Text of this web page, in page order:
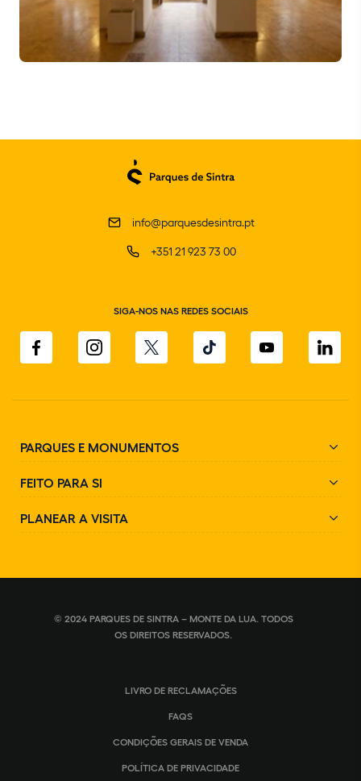
info@parquesdesintra.pt
+351 21 923 73 00
SIGA-NOS NAS REDES SOCIAIS
PARQUES E MONUMENTOS
FEITO PARA SI
PLANEAR A VISITA
© 2024 PARQUES DE SINTRA – MONTE DA LUA. TODOS
OS DIREITOS RESERVADOS.
LIVRO DE RECLAMAÇÕES
FAQS
CONDIÇÕES GERAIS DE VENDA
POLÍTICA DE PRIVACIDADE